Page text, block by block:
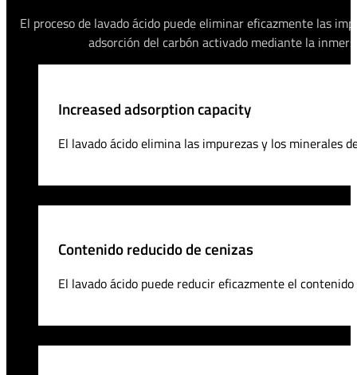
El proceso de lavado ácido puede eliminar eficazmente las
adsorción del carbón activado mediante la
Increased adsorption capacity
El lavado ácido elimina las impurezas y los minerales
Contenido reducido de cenizas
El lavado ácido puede reducir eficazmente el